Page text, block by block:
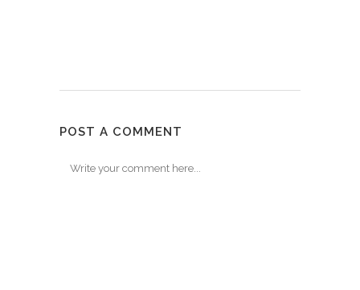
POST A COMMENT